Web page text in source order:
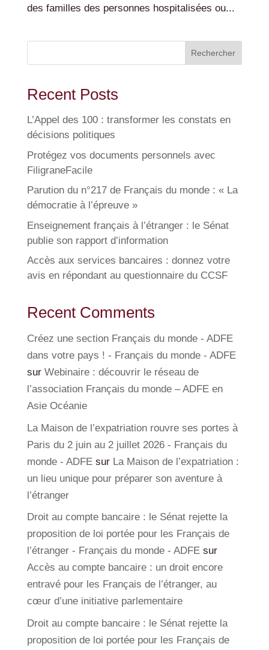
des familles des personnes hospitalisées ou...
Rechercher
Recent Posts
L’Appel des 100 : transformer les constats en
décisions politiques
Protégez vos documents personnels avec
FiligraneFacile
Parution du n°217 de Français du monde : « La
démocratie à l’épreuve »
Enseignement français à l’étranger : le Sénat
publie son rapport d’information
Accès aux services bancaires : donnez votre
avis en répondant au questionnaire du CCSF
Recent Comments
Créez une section Français du monde - ADFE
dans votre pays ! - Français du monde - ADFE
sur Webinaire : découvrir le réseau de
l’association Français du monde – ADFE en
Asie Océanie
La Maison de l’expatriation rouvre ses portes à
Paris du 2 juin au 2 juillet 2026 - Français du
monde - ADFEsur La Maison de l’expatriation :
un lieu unique pour préparer son aventure à
l’étranger
Droit au compte bancaire : le Sénat rejette la
proposition de loi portée pour les Français de
l’étranger - Français du monde - ADFEsur
Accès au compte bancaire : un droit encore
entravé pour les Français de l’étranger, au
cœur d’une initiative parlementaire
Droit au compte bancaire : le Sénat rejette la
proposition de loi portée pour les Français de